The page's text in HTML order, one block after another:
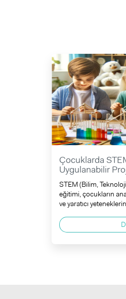
Çocuklarda
Uygulanabilir
STEM (Bilim,
eğitimi, çocukların
ve yaratıcı